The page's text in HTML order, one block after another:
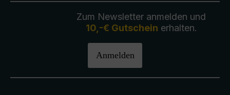
Zum Newsletter anmelden und
10,-€ Gutschein erhalten.
Anmelden